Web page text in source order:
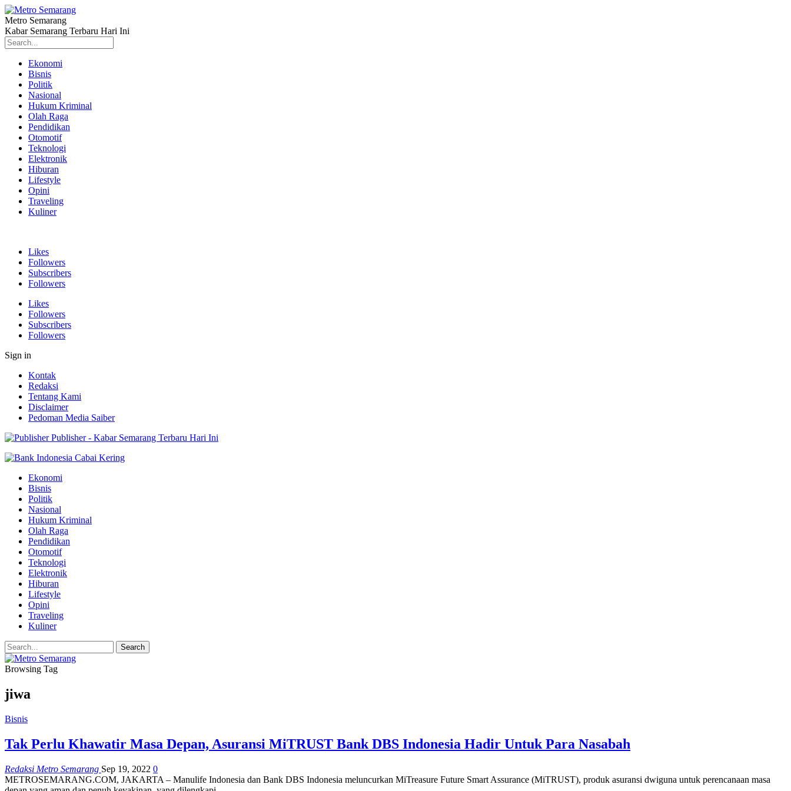
Metro Semarang
Kabar Semarang Terbaru Hari Ini
Ekonomi
Bisnis
Politik
Nasional
Hukum Kriminal
Olah Raga
Pendidikan
Otomotif
Teknologi
Elektronik
Hiburan
Lifestyle
Opini
Traveling
Kuliner
Likes
Followers
Subscribers
Followers
Likes
Followers
Subscribers
Followers
Sign in
Kontak
Redaksi
Tentang Kami
Disclaimer
Pedoman Media Saiber
Publisher - Kabar Semarang Terbaru Hari Ini
Ekonomi
Bisnis
Politik
Nasional
Hukum Kriminal
Olah Raga
Pendidikan
Otomotif
Teknologi
Elektronik
Hiburan
Lifestyle
Opini
Traveling
Kuliner
Browsing Tag
jiwa
Bisnis
Tak Perlu Khawatir Masa Depan, Asuransi MiTRUST Bank DBS Indonesia Hadir Untuk Para Nasabah
Redaksi Metro Semarang Sep 19, 2022 0
METROSEMARANG.COM, JAKARTA – Manulife Indonesia dan Bank DBS Indonesia meluncurkan MiTreasure Future Smart Assurance (MiTRUST), produk asuransi dwiguna untuk perencanaan masa